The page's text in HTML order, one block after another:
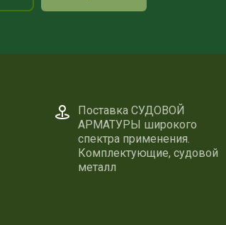
Поставка СУДОВОЙ
АРМАТУРЫ широкого
спектра применения.
Комплектующие, судовой
металл